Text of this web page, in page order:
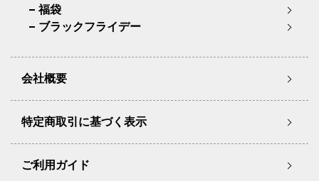
福袋
ブラックフライデー
会社概要
特定商取引に基づく表示
ご利用ガイド